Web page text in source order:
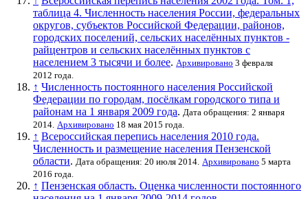
таблица 4. Численность населения России, федеральных
округов, субъектов Российской Федерации, районов,
городских поселений, сельских населённых пунктов -
райцентров и сельских населённых пунктов с
населением 3 тысячи и более. Архивировано 3 февраля
2012 года.
↑ Численность постоянного населения Российской
Федерации по городам, посёлкам городского типа и
районам на 1 января 2009 года. Дата обращения: 2 января
2014. Архивировано 18 мая 2015 года.
↑ Всероссийская перепись населения 2010 года.
Численность и размещение населения Пензенской
области. Дата обращения: 20 июля 2014. Архивировано 5 марта
2016 года.
↑ Пензенская область. Оценка численности постоянного